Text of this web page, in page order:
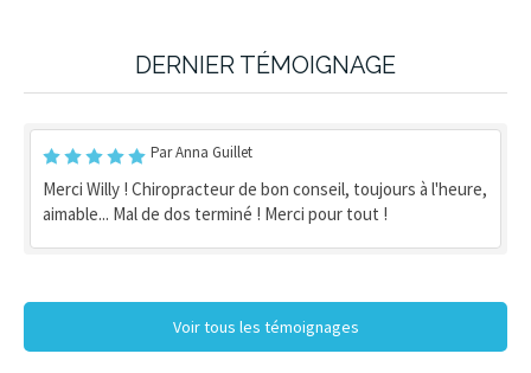
DERNIER TÉMOIGNAGE
Par Anna Guillet
Merci Willy ! Chiropracteur de bon conseil, toujours à l'heure,
aimable... Mal de dos terminé ! Merci pour tout !
Voir tous les témoignages